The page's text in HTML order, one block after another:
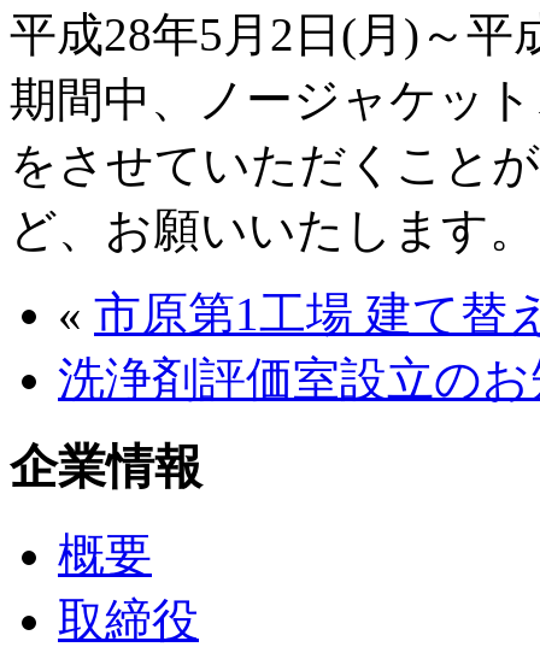
平成28年5月2日(月)～平
期間中、ノージャケッ
をさせていただくこと
ど、お願いいたします。
« 市原第1工場 建て替
洗浄剤評価室設立の
企業情報
概要
取締役